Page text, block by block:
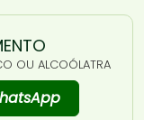
OU ALCOÓLATRA